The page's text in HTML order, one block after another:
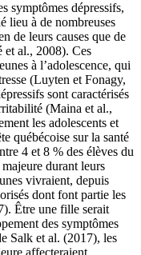
symptômes dépressifs,
lieu à de nombreuses
de leurs causes que de
et al., 2008). Ces
à l’adolescence, qui
(Luyten et Fonagy,
sont caractérisés
(Maina et al.,
les adolescents et
québécoise sur la santé
4 et 8 % des élèves du
durant leurs
vivraient, depuis
dont font partie les
Être une fille serait
des symptômes
Salk et al. (2017), les